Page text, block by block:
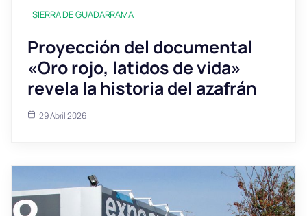
SIERRA DE GUADARRAMA
Proyección del documental
«Oro rojo, latidos de vida»
revela la historia del azafrán
29 Abril 2026